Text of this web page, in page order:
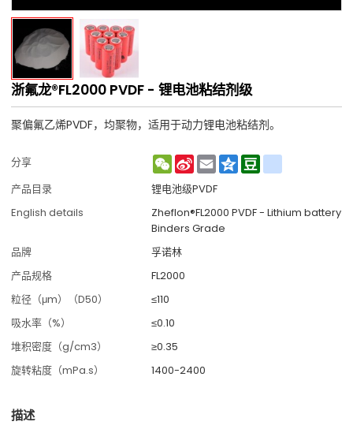
浙氟龙®FL2000 PVDF - 锂电池粘结剂级
聚偏氟乙烯PVDF，均聚物，适用于动力锂电池粘结剂。
分享 WeChat
Sina
Weibo
EmailQzoneDouban
产品目录
锂电池级PVDF
English details
Zheflon®FL2000 PVDF - Lithium battery
Binders Grade
品牌
孚诺林
产品规格
FL2000
粒径（μm）（D50）
≤110
吸水率（%）
≤0.10
堆积密度（g/cm3）
≥0.35
旋转粘度（mPa.s）
1400-2400
描述